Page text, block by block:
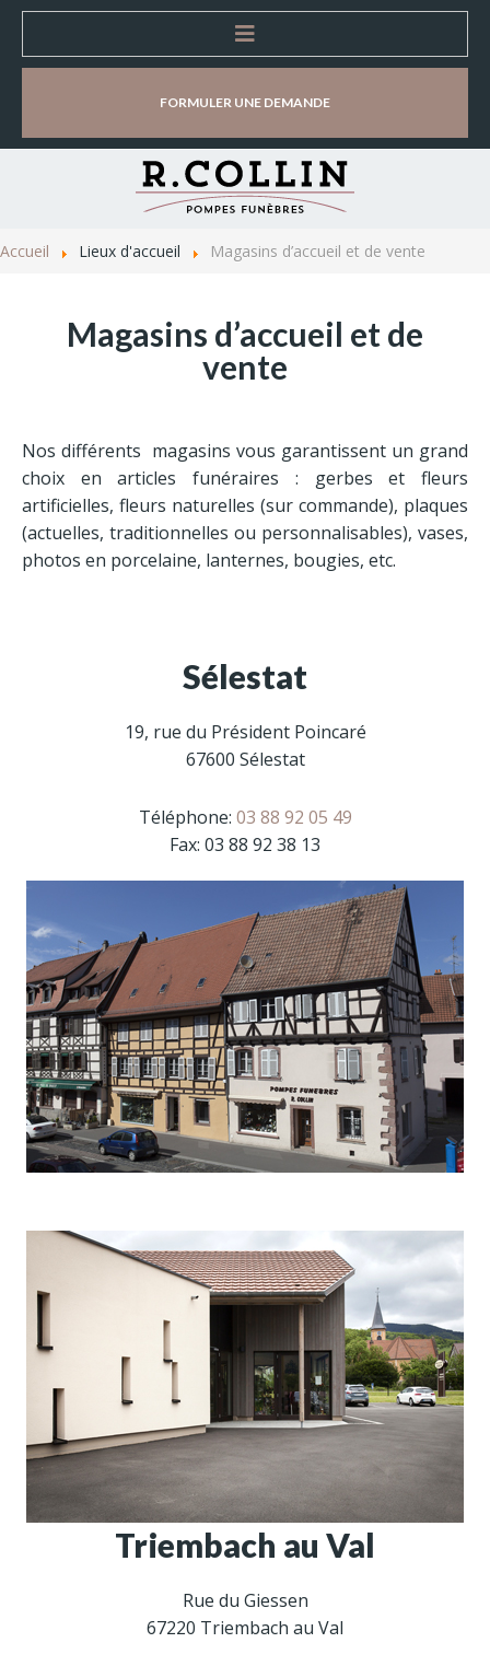
Organisation d'obsèques
Magasins d’accueil et de vente
Salles de cérémonie
Contrat obsèques
Adresses
Ste Marie-aux-Mines
FORMULER UNE DEMANDE
Accueil Lieux d'accueil Magasins d’accueil et de vente
Magasins d’accueil et de
vente
Nos différents magasins vous garantissent un grand
choix en articles funéraires : gerbes et fleurs
artificielles, fleurs naturelles (sur commande), plaques
(actuelles, traditionnelles ou personnalisables), vases,
photos en porcelaine, lanternes, bougies, etc.
Sélestat
19, rue du Président Poincaré
67600 Sélestat
Téléphone: 03 88 92 05 49
Fax: 03 88 92 38 13
Triembach au Val
Rue du Giessen
67220 Triembach au Val